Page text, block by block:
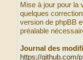
Mise à jour pour la
quelques
version de phpBB
préalable
Journal des
https://github.com/